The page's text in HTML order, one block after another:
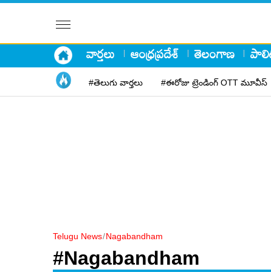
వార్తలు ఆంధ్రప్రదేశ్ తెలంగాణ
#తెలుగు వార్తలు #ఈరోజు ట్రెండింగ్ OTT మూవీస్
Telugu News/Nagabandham
#Nagabandham